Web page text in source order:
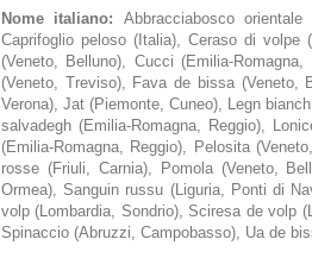
Nome italiano: Abbracciabosco
Caprifoglio peloso (Italia), Ceraso di volpe
(Veneto, Belluno), Cucci (Emilia-
(Veneto, Treviso), Fava de bissa (Veneto,
Verona), Jat (Piemonte, Cuneo), Legn
salvadegh (Emilia-Romagna, Reggio),
(Emilia-Romagna, Reggio), Pelosita
rosse (Friuli, Carnia), Pomola (Veneto,
Ormea), Sanguin russu (Liguria, Ponti di
volp (Lombardia, Sondrio), Sciresa de volp
Spinaccio (Abruzzi, Campobasso), Ua de